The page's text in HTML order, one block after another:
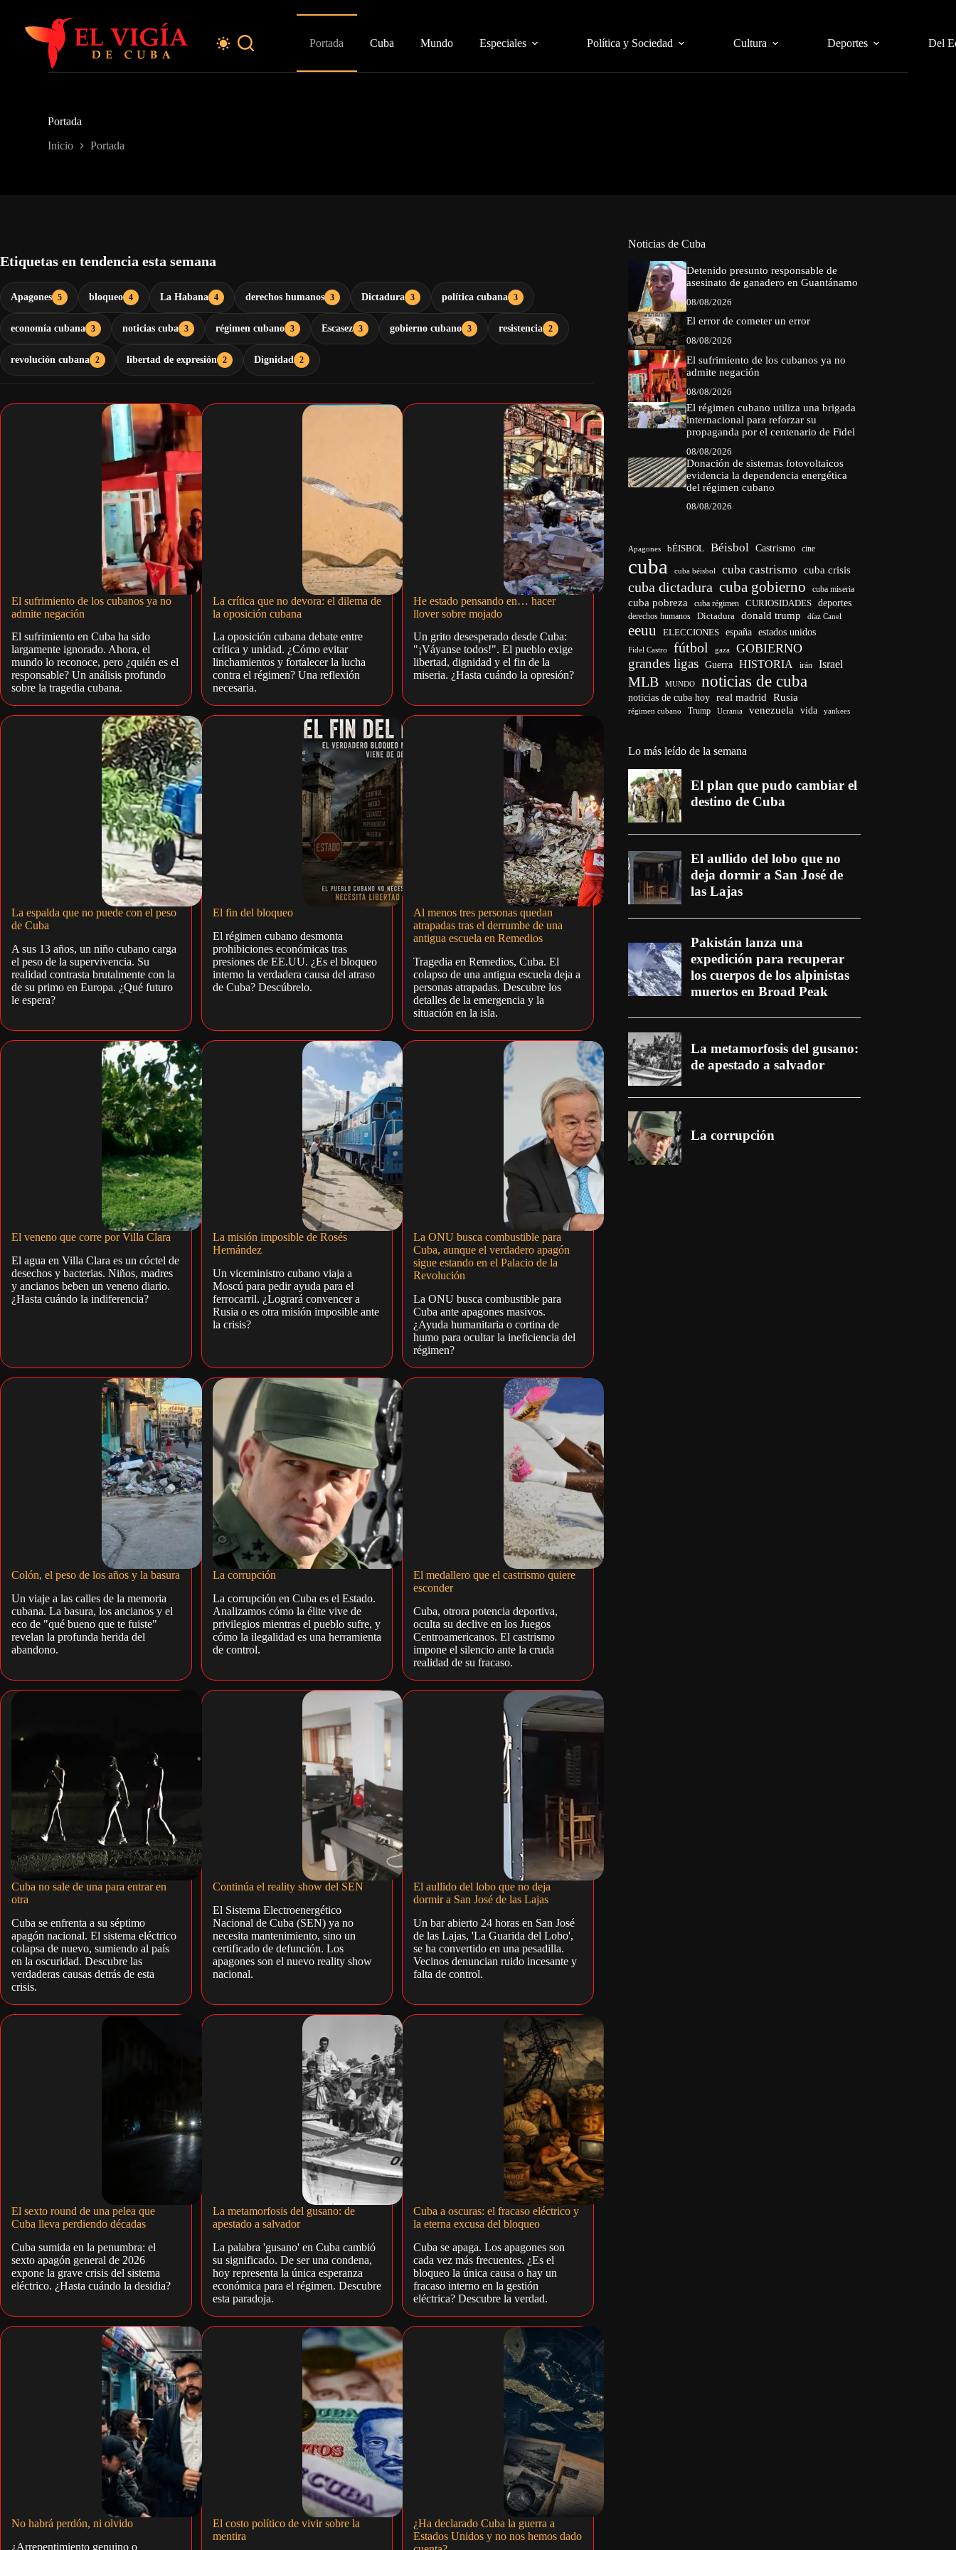
contenido
Portada
Cuba Mundo Especiales Política y Sociedad Cultura Deportes Del
Portada
Inicio Portada
Etiquetas en tendencia esta semana
Apagones 5 bloqueo 4 La Habana 4 derechos humanos 3 Dictadura 3 política cubana 3
economía cubana 3 noticias cuba 3 régimen cubano 3 Escasez 3 gobierno cubano 3 resistencia 2
revolución cubana 2 libertad de expresión 2 Dignidad 2
El sufrimiento de los cubanos ya no
admite negación
El sufrimiento en Cuba ha sido
largamente ignorado. Ahora, el
mundo lo reconoce, pero ¿quién es el
responsable? Un análisis profundo
sobre la tragedia cubana.
La crítica que no devora: el dilema de
la oposición cubana
La oposición cubana debate entre
crítica y unidad. ¿Cómo evitar
linchamientos y fortalecer la lucha
contra el régimen? Una reflexión
necesaria.
He estado pensando en… hacer
llover sobre mojado
Un grito desesperado desde Cuba:
"¡Váyanse todos!". El pueblo exige
libertad, dignidad y el fin de la
miseria. ¿Hasta cuándo la opresión?
La espalda que no puede con el peso
de Cuba
A sus 13 años, un niño cubano carga
el peso de la supervivencia. Su
realidad contrasta brutalmente con la
de su primo en Europa. ¿Qué futuro
le espera?
El fin del bloqueo
El régimen cubano desmonta
prohibiciones económicas tras
presiones de EE.UU. ¿Es el bloqueo
interno la verdadera causa del atraso
de Cuba? Descúbrelo.
Al menos tres personas quedan
atrapadas tras el derrumbe de una
antigua escuela en Remedios
Tragedia en Remedios, Cuba. El
colapso de una antigua escuela deja a
personas atrapadas. Descubre los
detalles de la emergencia y la
situación en la isla.
El veneno que corre por Villa Clara
El agua en Villa Clara es un cóctel de
desechos y bacterias. Niños, madres
y ancianos beben un veneno diario.
¿Hasta cuándo la indiferencia?
La misión imposible de Rosés
Hernández
Un viceministro cubano viaja a
Moscú para pedir ayuda para el
ferrocarril. ¿Logrará convencer a
Rusia o es otra misión imposible ante
la crisis?
La ONU busca combustible para
Cuba, aunque el verdadero apagón
sigue estando en el Palacio de la
Revolución
La ONU busca combustible para
Cuba ante apagones masivos.
¿Ayuda humanitaria o cortina de
humo para ocultar la ineficiencia del
régimen?
Colón, el peso de los años y la basura
Un viaje a las calles de la memoria
cubana. La basura, los ancianos y el
eco de "qué bueno que te fuiste"
revelan la profunda herida del
abandono.
La corrupción
La corrupción en Cuba es el Estado.
Analizamos cómo la élite vive de
privilegios mientras el pueblo sufre, y
cómo la ilegalidad es una herramienta
de control.
El medallero que el castrismo quiere
esconder
Cuba, otrora potencia deportiva,
oculta su declive en los Juegos
Centroamericanos. El castrismo
impone el silencio ante la cruda
realidad de su fracaso.
Cuba no sale de una para entrar en
otra
Cuba se enfrenta a su séptimo
apagón nacional. El sistema eléctrico
colapsa de nuevo, sumiendo al país
en la oscuridad. Descubre las
verdaderas causas detrás de esta
crisis.
Continúa el reality show del SEN
El Sistema Electroenergético
Nacional de Cuba (SEN) ya no
necesita mantenimiento, sino un
certificado de defunción. Los
apagones son el nuevo reality show
nacional.
El aullido del lobo que no deja
dormir a San José de las Lajas
Un bar abierto 24 horas en San José
de las Lajas, 'La Guarida del Lobo',
se ha convertido en una pesadilla.
Vecinos denuncian ruido incesante y
falta de control.
El sexto round de una pelea que
Cuba lleva perdiendo décadas
Cuba sumida en la penumbra: el
sexto apagón general de 2026
expone la grave crisis del sistema
eléctrico. ¿Hasta cuándo la desidia?
La metamorfosis del gusano: de
apestado a salvador
La palabra 'gusano' en Cuba cambió
su significado. De ser una condena,
hoy representa la única esperanza
económica para el régimen. Descubre
esta paradoja.
Cuba a oscuras: el fracaso eléctrico y
la eterna excusa del bloqueo
Cuba se apaga. Los apagones son
cada vez más frecuentes. ¿Es el
bloqueo la única causa o hay un
fracaso interno en la gestión
eléctrica? Descubre la verdad.
No habrá perdón, ni olvido
¿Arrepentimiento genuino o
El costo político de vivir sobre la
mentira
¿Ha declarado Cuba la guerra a
Estados Unidos y no nos hemos dado
Noticias de Cuba
Detenido presunto responsable de
asesinato de ganadero en Guantánamo
08/08/2026
El error de cometer un error
08/08/2026
El sufrimiento de los cubanos ya no
admite negación
08/08/2026
El régimen cubano utiliza una brigada
internacional para reforzar su
propaganda por el centenario de Fidel
08/08/2026
Donación de sistemas fotovoltaicos
evidencia la dependencia energética
del régimen cubano
08/08/2026
Apagones bÉISBOL Béisbol Castrismo cine
cuba cuba béisbol cuba castrismo cuba crisis
cuba dictadura cuba gobierno cuba miseria
cuba pobreza cuba régimen CURIOSIDADES deportes
derechos humanos Dictadura donald trump díaz Canel
eeuu ELECCIONES españa estados unidos
Fidel Castro fútbol gaza GOBIERNO
grandes ligas Guerra HISTORIA irán Israel
MLB MUNDO noticias de cuba
noticias de cuba hoy real madrid Rusia
régimen cubano Trump Ucrania venezuela vida yankees
Lo más leído de la semana